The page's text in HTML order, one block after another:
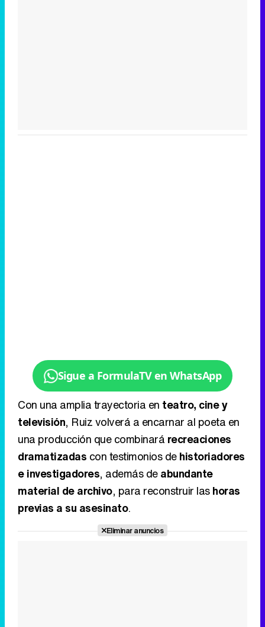
una producción que combinarárecreaciones
dramatizadascon testimonios dehistoriadores
e investigadores, además deabundante
material de archivo, para reconstruir lashoras
previas a su asesinato.